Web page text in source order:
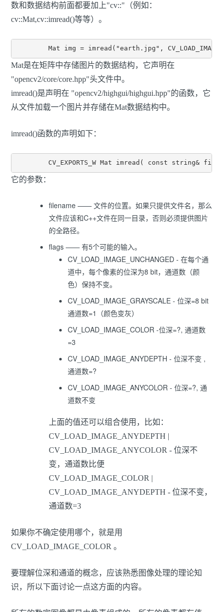
数和数据结构前面都要加上"cv::"（例如：
cv::Mat,cv::imread()等等）。
Mat img = imread("earth.jpg",
Mat是在矩阵中存储图片的数据结构，它声明在
"opencv2/core/core.hpp"头文件中。
imread()是声明在 "opencv2/highgui/highgui.hpp"的函数，它
从文件加载一个图片并存储在Mat数据结构中。
imread()函数的声明如下：
CV_EXPORTS_W Mat imread( const string&
它的参数：
filename —— 文件的位置。如果只提供文件名，那么
文件应该和C++文件在同一目录，否则必须提供图片
的全路径。
flags —— 有5个可能的输入。
CV_LOAD_IMAGE_UNCHANGED - 在每个通
道中，每个像素的位深为8 bit，通道数（颜
色）保持不变。
CV_LOAD_IMAGE_GRAYSCALE - 位深=8 bit
通道数=1（颜色变灰）
CV_LOAD_IMAGE_COLOR -位深=?, 通道数
=3
CV_LOAD_IMAGE_ANYDEPTH - 位深不变 ,
通道数=?
CV_LOAD_IMAGE_ANYCOLOR - 位深=?, 通
道数不变
上面的值还可以组合使用，比如：
CV_LOAD_IMAGE_ANYDEPTH |
CV_LOAD_IMAGE_ANYCOLOR - 位深不
变，通道数比便
CV_LOAD_IMAGE_COLOR |
CV_LOAD_IMAGE_ANYDEPTH - 位深不变，
通道数=3
如果你不确定使用哪个，就是用
CV_LOAD_IMAGE_COLOR 。
要理解位深和通道的概念，应该熟悉图像处理的理论知
识，所以下面讨论一点这方面的内容。